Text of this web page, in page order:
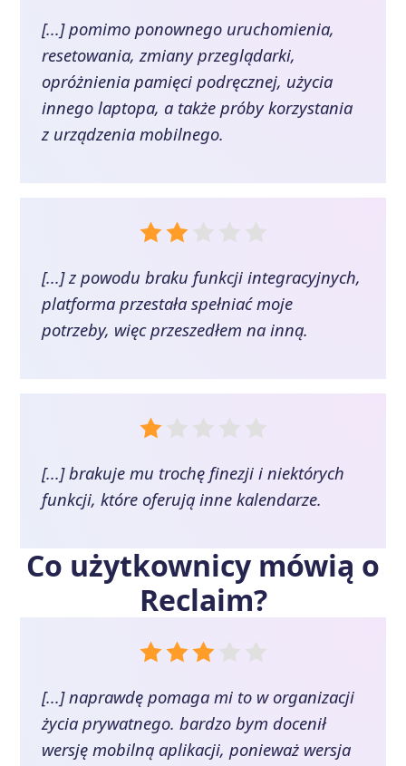
[...] pomimo ponownego uruchomienia,
resetowania, zmiany przeglądarki,
opróżnienia pamięci podręcznej, użycia
innego laptopa, a także próby korzystania
z urządzenia mobilnego.
[...] z powodu braku funkcji integracyjnych,
platforma przestała spełniać moje
potrzeby, więc przeszedłem na inną.
[...] brakuje mu trochę finezji i niektórych
funkcji, które oferują inne kalendarze.
Co użytkownicy mówią o
Reclaim?
[...] naprawdę pomaga mi to w organizacji
życia prywatnego. bardzo bym docenił
wersję mobilną aplikacji, ponieważ wersja